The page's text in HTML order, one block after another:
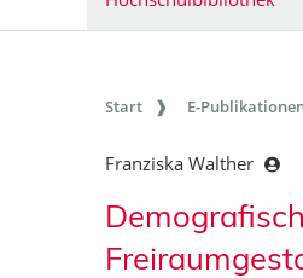
Start E-
Franziska Walther